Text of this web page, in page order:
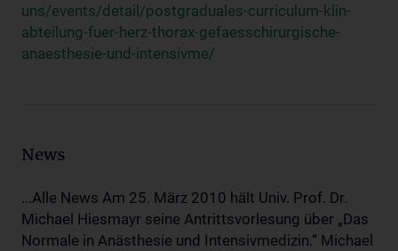
uns/events/detail/postgraduales-curriculum-klin-
abteilung-fuer-herz-thorax-gefaesschirurgische-
anaesthesie-und-intensivme/
News
...Alle News Am 25. März 2010 hält Univ. Prof. Dr.
Michael Hiesmayr seine Antrittsvorlesung über „Das
Normale in Anästhesie und Intensivmedizin.“ Michael